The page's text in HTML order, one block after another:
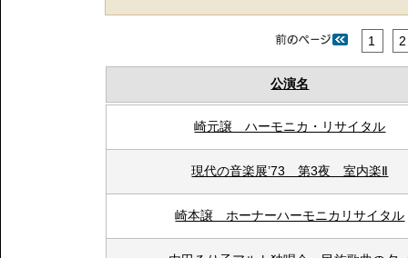
1 2
公演名
崎元譲 ハーモニカ・リサイタル
現代の音楽展’73 第3夜 室内楽Ⅱ
崎本譲 ホーナーハーモニカリサイタル